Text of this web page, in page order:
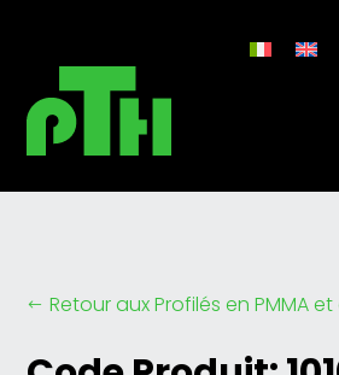
# Retour aux Profilés en PMMA